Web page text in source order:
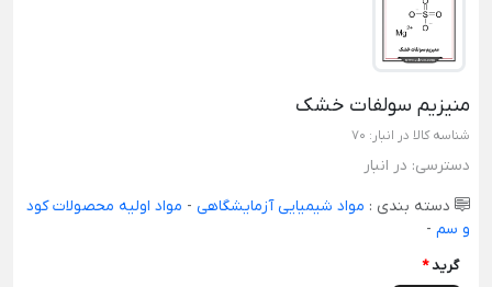
منیزیم سولفات خشک
شناسه کالا در انبار: 70
دسترسی: در انبار
دسته بندی : مواد شیمیایی آزمایشگاهی - مواد اولیه محصولات کود
و سم -
گرید*